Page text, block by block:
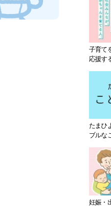
子育て
応援す
たまひ
ブルな
妊娠・